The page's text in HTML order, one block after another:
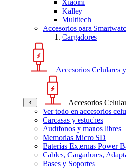
Xiaomi
Kalley
Multitech
Accesorios para
Cargadores
Accesorios Celulares
Accesorios
Ver todo en accesorios
Carcasas y estuches
Audífonos y manos libres
Memorias Micro SD
Baterías Externas Power
Cables, Cargadores,
Bases y Soportes